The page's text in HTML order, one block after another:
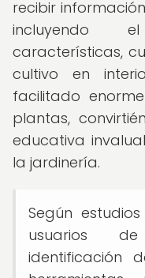
recibir
incluyendo
características,
cultivo en
facilitado
plantas,
educativa
la jardinería.
Según
usuarios
identificación